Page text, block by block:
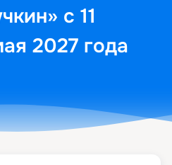
с 11
2027 года